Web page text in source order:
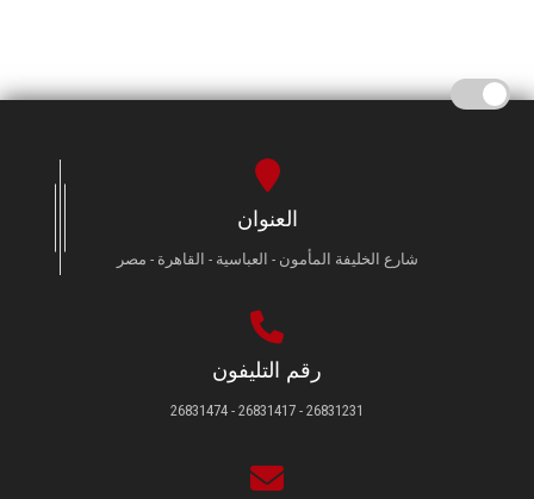
العنوان
شارع الخليفة المأمون - العباسية - القاهرة - مصر
رقم التليفون
26831231 - 26831417 - 26831474